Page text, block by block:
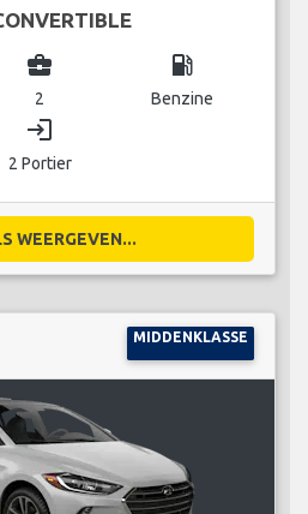
business_center
2
local_gas_station
Benzine
login
2 Portier
WEERGEVEN...
MIDDENKLASSE